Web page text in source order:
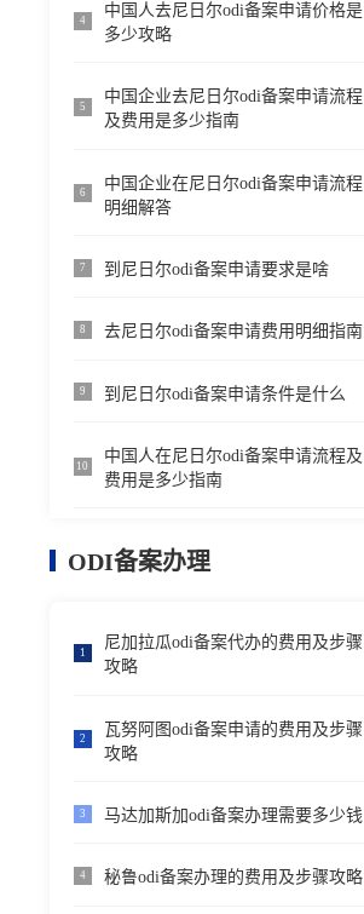
4
中国人去尼日尔odi备案申请价格是
多少攻略
5
中国企业去尼日尔odi备案申请流程
及费用是多少指南
6
中国企业在尼日尔odi备案申请流程
明细解答
7 到尼日尔odi备案申请要求是啥
8 去尼日尔odi备案申请费用明细指南
9 到尼日尔odi备案申请条件是什么
10
中国人在尼日尔odi备案申请流程及
费用是多少指南
ODI备案办理
1
尼加拉瓜odi备案代办的费用及步骤
攻略
2
瓦努阿图odi备案申请的费用及步骤
攻略
3 马达加斯加odi备案办理需要多少钱
4 秘鲁odi备案办理的费用及步骤攻略